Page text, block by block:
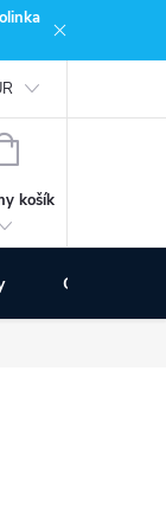
NÁKUPNÝ
košík
Outdoor